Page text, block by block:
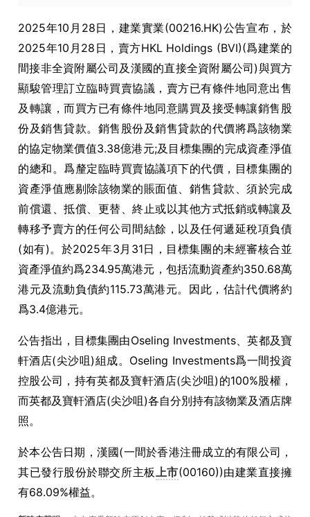
2025年10月28日，建業實業(00216.HK)公告宣布，於
2025年10月28日，賣方HKL Holdings (BVI)(爲建業的
間接非全資附屬公司及漢國的直接全資附屬公司)與買方
顯駿管理訂立臨時買賣協議，賣方已有條件地同意出售
及轉讓，而買方已有條件地同意購買及接受轉讓銷售股
份及銷售貸款。銷售股份及銷售貸款的代價將爲該物業
的協定物業價值3.38億港元;及目標集團的完成資產淨值
的總和。爲釐定臨時買賣協議項下的代價，目標集團的
資產淨值應剔除該物業的賬面值、銷售貸款、須於完成
前償還、抵償、更替、終止或以其他方式抵銷或轉讓及
轉移予賣方的任何公司間結餘，以及任何遞延稅項負債
(如有)。於2025年3月31日，目標集團的未經審核合並
資產淨值約爲234.95萬港元，包括流動資產約350.68萬
港元及流動負債約115.73萬港元。因此，估計代價將約
爲3.4億港元。
公告指出，目標集團由Oseling Investments、英都及寶
軒酒店(尖沙咀)組成。Oseling Investments爲一間投資
控股公司，持有英都及寶軒酒店(尖沙咀)的100%股權，
而英都及寶軒酒店(尖沙咀)各自分別持有該物業及酒店牌
照。
於本公告日期，漢國(一間於香港注冊成立的有限公司，
其已發行股份於聯交所主板上市(00160))由建業直接擁
有68.09%權益。